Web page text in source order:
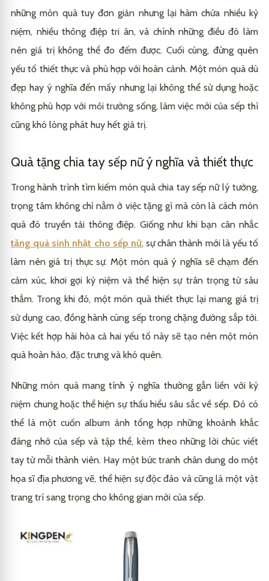
những món quà tuy đơn giản nhưng lại hàm chứa nhiều kỷ
niệm, nhiều thông điệp tri ân, và chính những điều đó làm
nên giá trị không thể đo đếm được. Cuối cùng, đừng quên
yếu tố thiết thực và phù hợp với hoàn cảnh. Một món quà dù
đẹp hay ý nghĩa đến mấy nhưng lại không thể sử dụng hoặc
không phù hợp với môi trường sống, làm việc mới của sếp thì
cũng khó lòng phát huy hết giá trị.
Quà tặng chia tay sếp nữ ý nghĩa và thiết thực
Trong hành trình tìm kiếm món quà chia tay sếp nữ lý tưởng,
trọng tâm không chỉ nằm ở việc tặng gì mà còn là cách món
quà đó truyền tải thông điệp. Giống như khi bạn cân nhắc
tặng quà sinh nhật cho sếp nữ, sự chân thành mới là yếu tố
làm nên giá trị thực sự. Một món quà ý nghĩa sẽ chạm đến
cảm xúc, khơi gợi kỷ niệm và thể hiện sự trân trọng từ sâu
thẳm. Trong khi đó, một món quà thiết thực lại mang giá trị
sử dụng cao, đồng hành cùng sếp trong chặng đường sắp tới.
Việc kết hợp hài hòa cả hai yếu tố này sẽ tạo nên một món
quà hoàn hảo, đặc trưng và khó quên.
Những món quà mang tính ý nghĩa thường gắn liền với kỷ
niệm chung hoặc thể hiện sự thấu hiểu sâu sắc về sếp. Đó có
thể là một cuốn album ảnh tổng hợp những khoảnh khắc
đáng nhớ của sếp và tập thể, kèm theo những lời chúc viết
tay từ mỗi thành viên. Hay một bức tranh chân dung do một
họa sĩ địa phương vẽ, thể hiện sự độc đáo và cũng là một vật
trang trí sang trọng cho không gian mới của sếp.